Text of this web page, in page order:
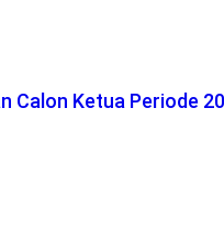
Calon Ketua Periode